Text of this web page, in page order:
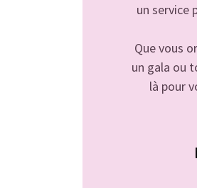
un service
Que vous
un gala ou
là pour